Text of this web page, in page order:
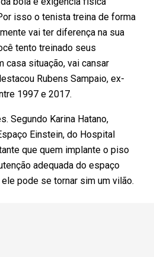
isso o tenista treina de forma
vai ter diferença na sua
tento treinado seus
casa situação, vai cansar
Rubens Sampaio, ex-
1997 e 2017.
Segundo Karina Hatano,
Einstein, do Hospital
que quem implante o piso
adequada do espaço
pode se tornar sim um vilão.